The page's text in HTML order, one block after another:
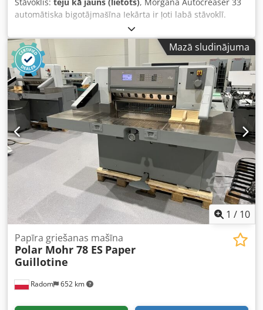
automātiska bigotājmašīna Iekārta ir ļoti labā stāvoklī.
Mūsdienīga iekārta, kas ļauj izveidot bigojumu (rievu),
pateicoties kam iespējams vieglāk locīt papīru vai citus
materiālus. Maksimālais lokšņu izmērs: 330x900 mm
Apstrādājamais materiāla svars: līdz 400 gsm Dedpfezph
Nvox Ah Aekr Iebūvēts programmētājs Iekārtas svars: 150
kg Ražotājs: Morgana, Lielbritānija Attēlu bigošana: Jā
Apstrādājamie materiāli: papīrs, kartons, kartonāžas
kartons
Mazā sludinājuma
1 / 10
Radom 652 km
Papīra griešanas mašīna
Polar Mohr 78 ES Paper
Guillotine